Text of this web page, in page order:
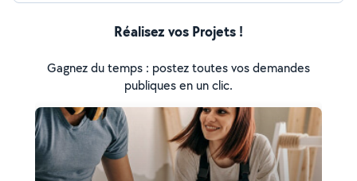
Réalisez vos Projets !
Gagnez du temps : postez toutes vos demandes
publiques en un clic.